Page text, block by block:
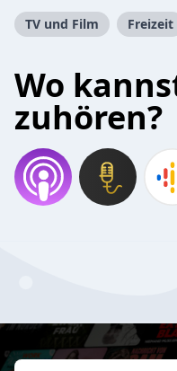
TV und Film Freizeit
Wo
zuhören?